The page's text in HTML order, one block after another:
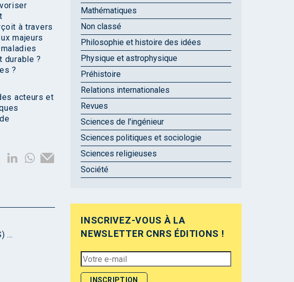
à travers
majeurs
durable ?
?
acteurs et
...
Mathématiques
Non classé
Philosophie et histoire des idées
Physique et astrophysique
Préhistoire
Relations internationales
Revues
Sciences de l'ingénieur
Sciences politiques et sociologie
Sciences religieuses
Société
INSCRIVEZ-VOUS À LA
NEWSLETTER CNRS ÉDITIONS !